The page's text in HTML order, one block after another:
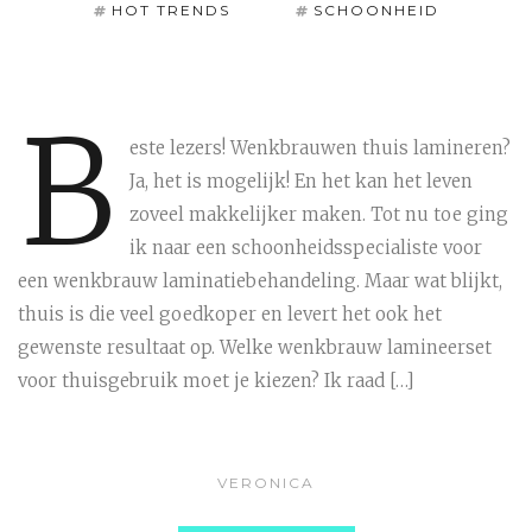
HOT TRENDS SCHOONHEID
B
este lezers! Wenkbrauwen thuis lamineren?
Ja, het is mogelijk! En het kan het leven
zoveel makkelijker maken. Tot nu toe ging
ik naar een schoonheidsspecialiste voor
een wenkbrauw laminatiebehandeling. Maar wat blijkt,
thuis is die veel goedkoper en levert het ook het
gewenste resultaat op. Welke wenkbrauw lamineerset
voor thuisgebruik moet je kiezen? Ik raad […]
VERONICA